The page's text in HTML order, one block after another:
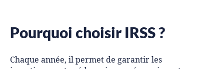
Pourquoi choisir IRSS ?
Chaque année, il permet de garantir les